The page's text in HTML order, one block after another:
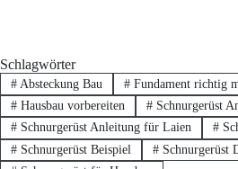
Schlagwörter
#Absteckung Bau #Fundament richtig
#Hausbau vorbereiten #Schnurgerüst
#Schnurgerüst Anleitung für Laien #
#Schnurgerüst Beispiel #Schnurgerüst